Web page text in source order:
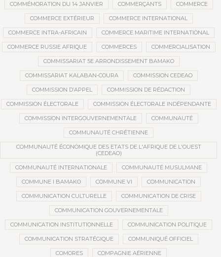
COMMÉMORATION DU 14 JANVIER COMMERÇANTS COMMERCE
COMMERCE EXTÉRIEUR COMMERCE INTERNATIONAL
COMMERCE INTRA-AFRICAIN COMMERCE MARITIME INTERNATIONAL
COMMERCE RUSSIE AFRIQUE COMMERCES COMMERCIALISATION
COMMISSARIAT 5E ARRONDISSEMENT BAMAKO
COMMISSARIAT KALABAN-COURA COMMISSION CEDEAO
COMMISSION D’APPEL COMMISSION DE RÉDACTION
COMMISSION ÉLECTORALE COMMISSION ÉLECTORALE INDÉPENDANTE
COMMISSION INTERGOUVERNEMENTALE COMMUNAUTÉ
COMMUNAUTÉ CHRÉTIENNE
COMMUNAUTÉ ÉCONOMIQUE DES ETATS DE L'AFRIQUE DE L'OUEST
(CEDEAO)
COMMUNAUTÉ INTERNATIONALE COMMUNAUTÉ MUSULMANE
COMMUNE I BAMAKO COMMUNE VI COMMUNICATION
COMMUNICATION CULTURELLE COMMUNICATION DE CRISE
COMMUNICATION GOUVERNEMENTALE
COMMUNICATION INSTITUTIONNELLE COMMUNICATION POLITIQUE
COMMUNICATION STRATÉGIQUE COMMUNIQUÉ OFFICIEL
COMORES COMPAGNIE AÉRIENNE